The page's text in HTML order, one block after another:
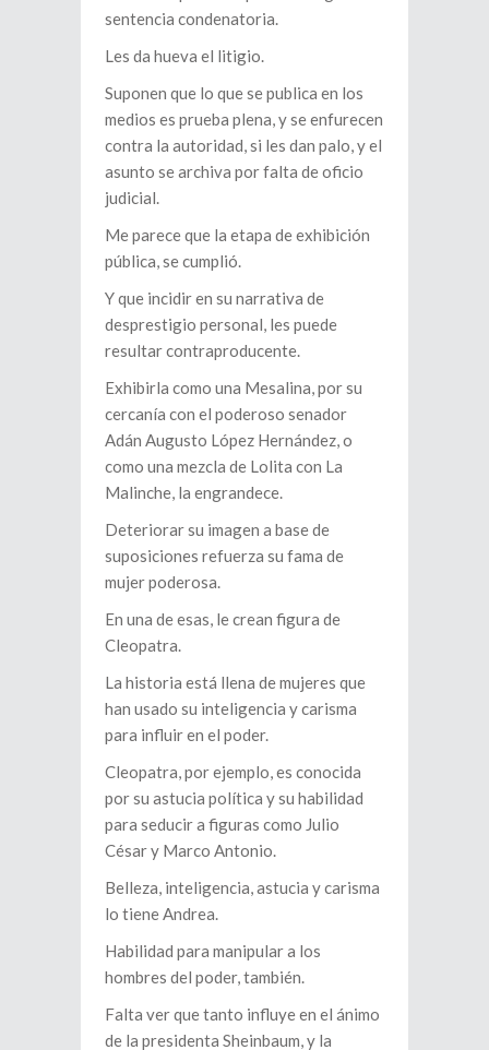
sentencia condenatoria.
Les da hueva el litigio.
Suponen que lo que se publica en los
medios es prueba plena, y se enfurecen
contra la autoridad, si les dan palo, y el
asunto se archiva por falta de oficio
judicial.
Me parece que la etapa de exhibición
pública, se cumplió.
Y que incidir en su narrativa de
desprestigio personal, les puede
resultar contraproducente.
Exhibirla como una Mesalina, por su
cercanía con el poderoso senador
Adán Augusto López Hernández, o
como una mezcla de Lolita con La
Malinche, la engrandece.
Deteriorar su imagen a base de
suposiciones refuerza su fama de
mujer poderosa.
En una de esas, le crean figura de
Cleopatra.
La historia está llena de mujeres que
han usado su inteligencia y carisma
para influir en el poder.
Cleopatra, por ejemplo, es conocida
por su astucia política y su habilidad
para seducir a figuras como Julio
César y Marco Antonio.
Belleza, inteligencia, astucia y carisma
lo tiene Andrea.
Habilidad para manipular a los
hombres del poder, también.
Falta ver que tanto influye en el ánimo
de la presidenta Sheinbaum, y la